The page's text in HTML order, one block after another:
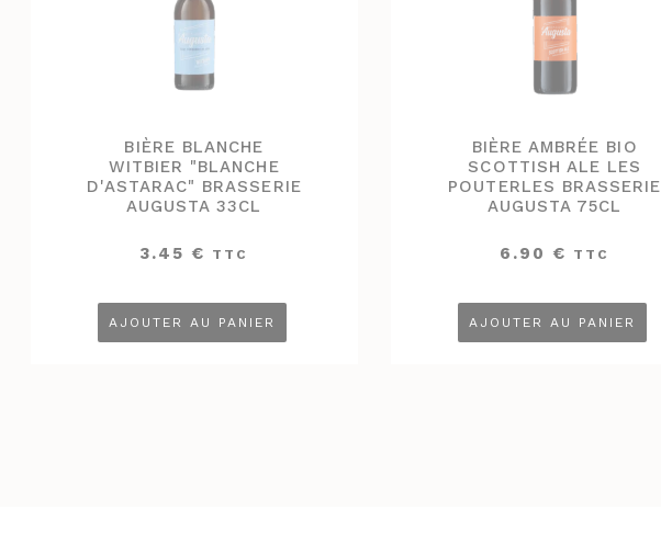
BIÈRE BLANCHE
WITBIER "BLANCHE
D'ASTARAC" BRASSERIE
AUGUSTA 33CL
3.45 € TTC
AJOUTER AU PANIER
BIÈRE AMBRÉE BIO
SCOTTISH ALE LES
POUTERLES BRASSERIE
AUGUSTA 75CL
6.90 € TTC
AJOUTER AU PANIER